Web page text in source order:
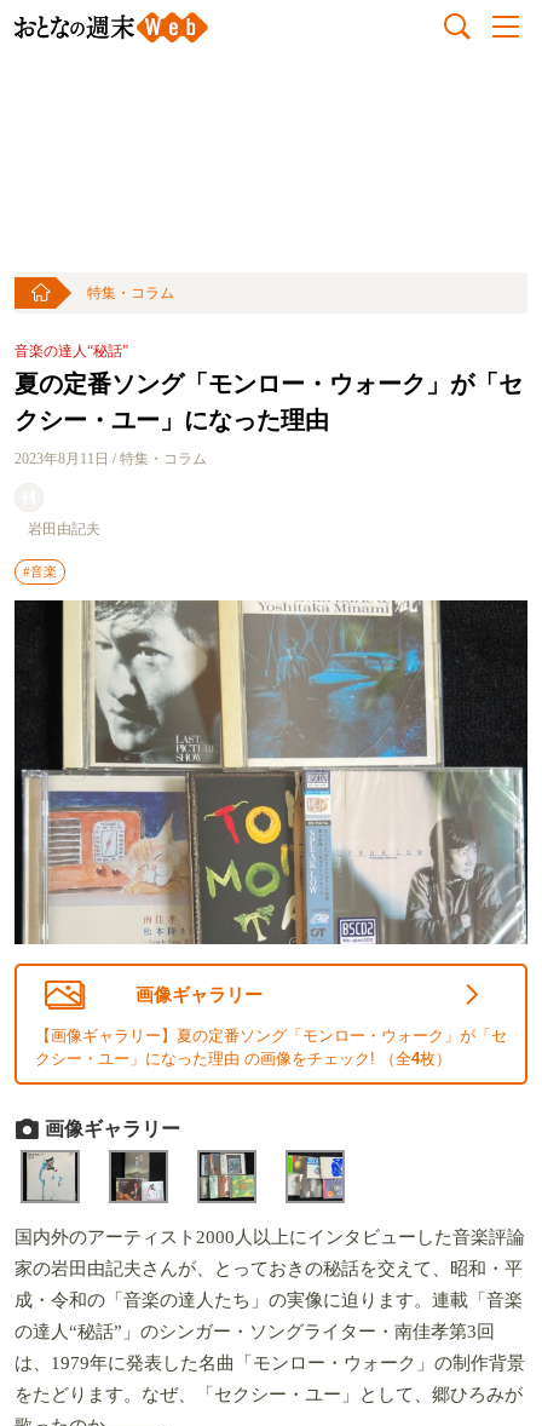
特集・コラム
音楽の達人“秘話”
夏の定番ソング「モンロー・ウォーク」が「セ
クシー・ユー」になった理由
2023年8月11日 / 特集・コラム
岩田由記夫
#音楽
画像ギャラリー
【画像ギャラリー】夏の定番ソング「モンロー・ウォーク」が「セ
クシー・ユー」になった理由 の画像をチェック! （全4枚）
画像ギャラリー
国内外のアーティスト2000人以上にインタビューした音楽評論
家の岩田由記夫さんが、とっておきの秘話を交えて、昭和・平
成・令和の「音楽の達人たち」の実像に迫ります。連載「音楽
の達人“秘話”」のシンガー・ソングライター・南佳孝第3回
は、1979年に発表した名曲「モンロー・ウォーク」の制作背景
をたどります。なぜ、「セクシー・ユー」として、郷ひろみが